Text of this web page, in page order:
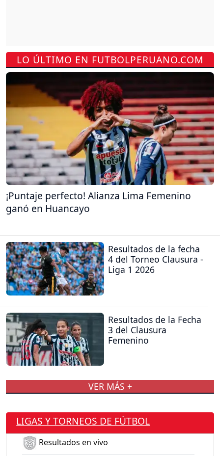
LO ÚLTIMO EN FUTBOLPERUANO.COM
¡Puntaje perfecto! Alianza Lima Femenino
ganó en Huancayo
Resultados de la fecha
4 del Torneo Clausura -
Liga 1 2026
Resultados de la Fecha
3 del Clausura
Femenino
VER MÁS +
LIGAS Y TORNEOS DE FÚTBOL
Resultados en vivo